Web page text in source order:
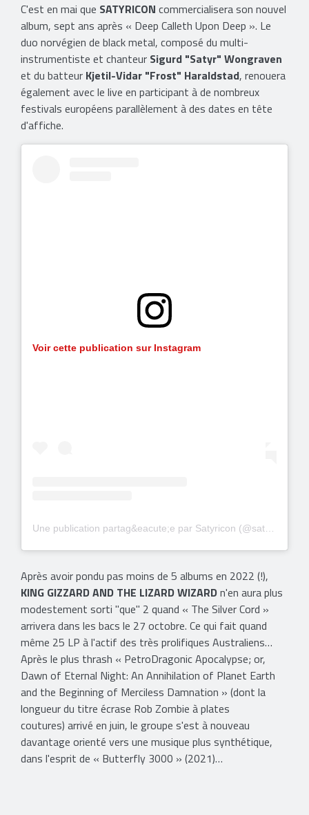
C'est en mai que SATYRICON commercialisera son nouvel
album, sept ans après « Deep Calleth Upon Deep ». Le
duo norvégien de black metal, composé du multi-
instrumentiste et chanteur Sigurd "Satyr" Wongraven
et du batteur Kjetil-Vidar "Frost" Haraldstad, renouera
également avec le live en participant à de nombreux
festivals européens parallèlement à des dates en tête
d'affiche.
Voir cette publication sur Instagram
Une publication partag&eacute;e par Satyricon (@satyriconofficial)
Après avoir pondu pas moins de 5 albums en 2022 (!),
KING GIZZARD AND THE LIZARD WIZARDn'en aura plus
modestement sorti "que" 2 quand « The Silver Cord »
arrivera dans les bacs le 27 octobre. Ce qui fait quand
même 25 LP à l'actif des très prolifiques Australiens…
Après le plus thrash « PetroDragonic Apocalypse; or,
Dawn of Eternal Night: An Annihilation of Planet Earth
and the Beginning of Merciless Damnation » (dont la
longueur du titre écrase Rob Zombie à plates
coutures) arrivé en juin, le groupe s'est à nouveau
davantage orienté vers une musique plus synthétique,
dans l'esprit de « Butterfly 3000 » (2021)…